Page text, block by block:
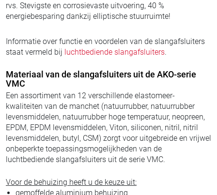
rvs. Stevigste en corrosievaste uitvoering, 40 %
energiebesparing dankzij elliptische stuurruimte!
Informatie over functie en voordelen van de slangafsluiters
staat vermeld bij luchtbediende slangafsluiters.
Materiaal van de slangafsluiters uit de AKO-serie
VMC
Een assortiment van 12 verschillende elastomeer-
kwaliteiten van de manchet (natuurrubber, natuurrubber
levensmiddelen, natuurrubber hoge temperatuur, neopreen,
EPDM, EPDM levensmiddelen, Viton, siliconen, nitril, nitril
levensmiddelen, butyl, CSM) zorgt voor uitgebreide en vrijwel
onbeperkte toepassingsmogelijkheden van de
luchtbediende slangafsluiters uit de serie VMC.
Voor de behuizing heeft u de keuze uit:
gemoffelde aluminium behuizing